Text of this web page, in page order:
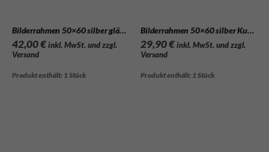
Bilderrahmen 50×60 silber glänzend
42,00€inkl. MwSt. und zzgl.
Versand
Produkt enthält: 1 Stück
Bilderrahmen 50×60 silber Kunststoff Puzzlerahmen
29,90€inkl. MwSt. und zzgl.
Versand
Produkt enthält: 1 Stück